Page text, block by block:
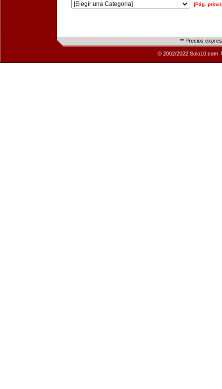
[Pág.
** Precios
© 2002/2022 Solo10.com